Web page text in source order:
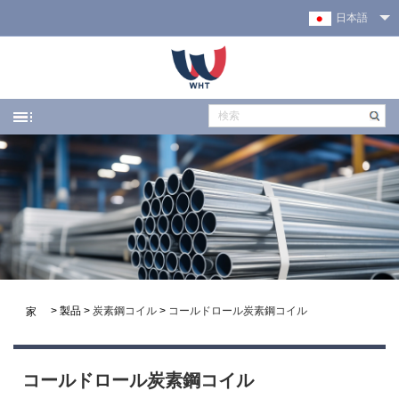
日本語
家 > 製品 > 炭素鋼コイル > コールドロール炭素鋼コイル
コールドロール炭素鋼コイル